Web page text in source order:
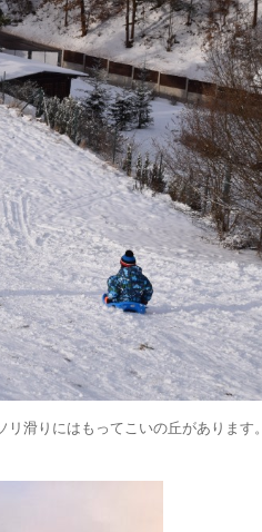
滑りにはもってこいの丘があります。